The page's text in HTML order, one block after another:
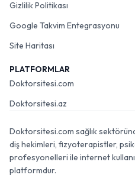
Gizlilik Politikası
Google Takvim Entegrasyonu
Site Haritası
PLATFORMLAR
Doktorsitesi.com
Doktorsitesi.az
Doktorsitesi.com sağlık
diş hekimleri, fizyoterapistler,
profesyonelleri ile internet
platformdur.